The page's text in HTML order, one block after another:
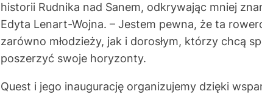
historii Rudnika nad Sanem, odkrywając mniej
Edyta Lenart-Wojna. – Jestem pewna, że ta
zarówno młodzieży, jak i dorosłym, którzy chcą
poszerzyć swoje horyzonty.
Quest i jego inaugurację organizujemy dzięki